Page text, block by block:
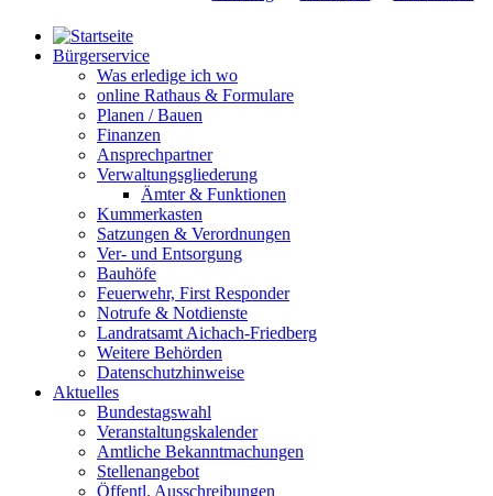
Bürgerservice
Was erledige ich wo
online Rathaus & Formulare
Planen / Bauen
Finanzen
Ansprechpartner
Verwaltungsgliederung
Ämter & Funktionen
Kummerkasten
Satzungen & Verordnungen
Ver- und Entsorgung
Bauhöfe
Feuerwehr, First Responder
Notrufe & Notdienste
Landratsamt Aichach-Friedberg
Weitere Behörden
Datenschutzhinweise
Aktuelles
Bundestagswahl
Veranstaltungskalender
Amtliche Bekanntmachungen
Stellenangebot
Öffentl. Ausschreibungen